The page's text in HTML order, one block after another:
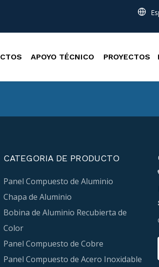
APOYO TÉCNICO PROYECTOS
CATEGORIA DE PRODUCTO
Panel Compuesto de Aluminio
Chapa de Aluminio
Bobina de Aluminio Recubierta de
Color
Panel Compuesto de Cobre
Panel Compuesto de Acero Inoxidable